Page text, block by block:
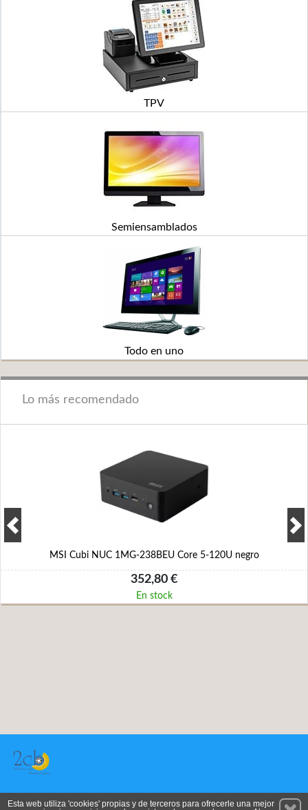
TPV
Semiensamblados
Todo en uno
Lo más recomendado
MSI Cubi NUC 1MG-238BEU Core 5-120U negro
352,80 €
En stock
Esta web utiliza 'cookies' propias y de terceros para ofrecerle una mejor